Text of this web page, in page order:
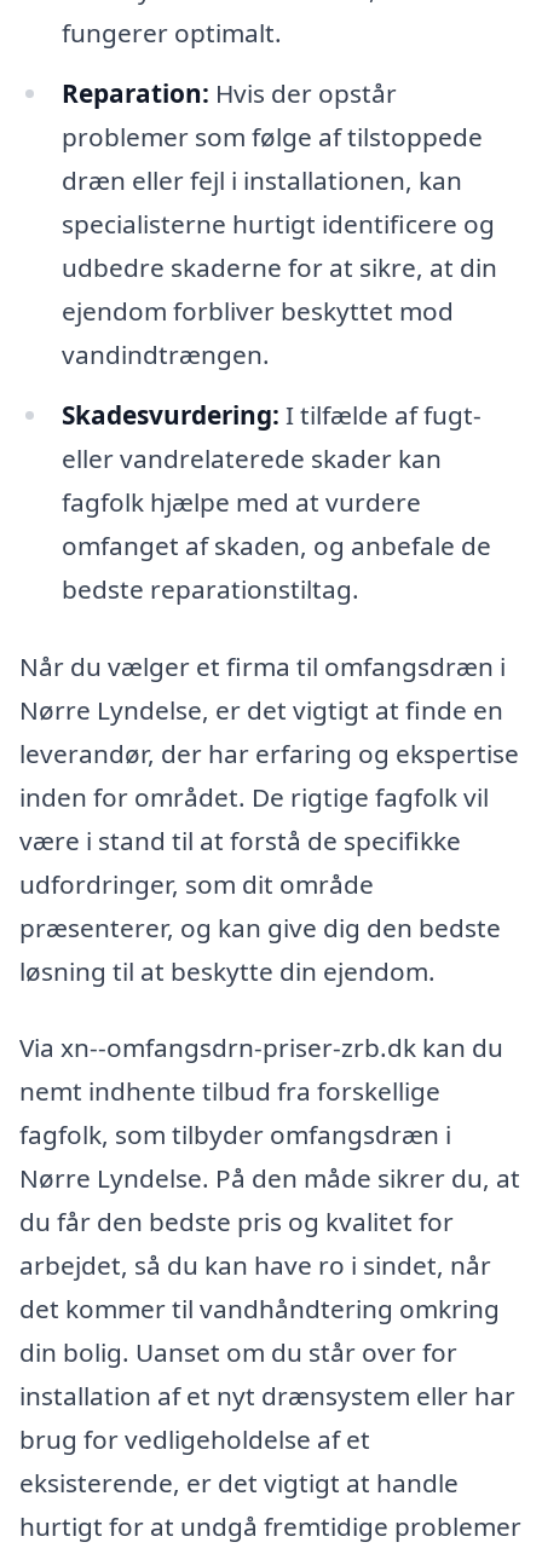
fungerer optimalt.
Reparation: Hvis der opstår
problemer som følge af tilstoppede
dræn eller fejl i installationen, kan
specialisterne hurtigt identificere og
udbedre skaderne for at sikre, at din
ejendom forbliver beskyttet mod
vandindtrængen.
Skadesvurdering: I tilfælde af fugt-
eller vandrelaterede skader kan
fagfolk hjælpe med at vurdere
omfanget af skaden, og anbefale de
bedste reparationstiltag.
Når du vælger et firma til omfangsdræn i
Nørre Lyndelse, er det vigtigt at finde en
leverandør, der har erfaring og ekspertise
inden for området. De rigtige fagfolk vil
være i stand til at forstå de specifikke
udfordringer, som dit område
præsenterer, og kan give dig den bedste
løsning til at beskytte din ejendom.
Via xn--omfangsdrn-priser-zrb.dk kan du
nemt indhente tilbud fra forskellige
fagfolk, som tilbyder omfangsdræn i
Nørre Lyndelse. På den måde sikrer du, at
du får den bedste pris og kvalitet for
arbejdet, så du kan have ro i sindet, når
det kommer til vandhåndtering omkring
din bolig. Uanset om du står over for
installation af et nyt drænsystem eller har
brug for vedligeholdelse af et
eksisterende, er det vigtigt at handle
hurtigt for at undgå fremtidige problemer